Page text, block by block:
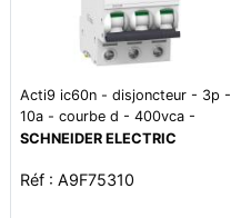
Acti9 ic60n - disjoncteur - 3p -
10a - courbe d - 400vca -
6000a/10ka
SCHNEIDER ELECTRIC
Réf : A9F75310